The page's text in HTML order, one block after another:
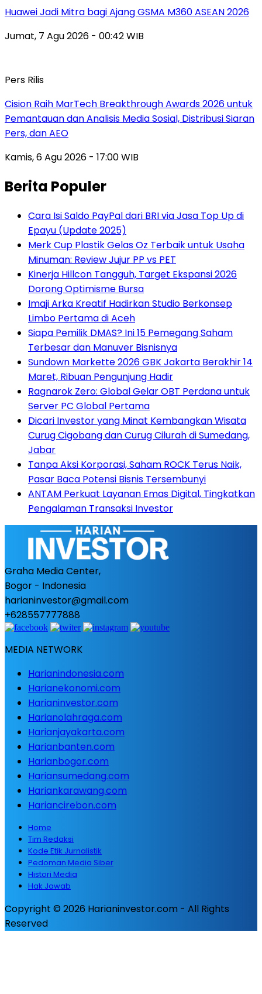
Huawei Jadi Mitra bagi Ajang GSMA M360 ASEAN 2026
Jumat, 7 Agu 2026 - 00:42 WIB
Pers Rilis
Cision Raih MarTech Breakthrough Awards 2026 untuk
Pemantauan dan Analisis Media Sosial, Distribusi Siaran
Pers, dan AEO
Kamis, 6 Agu 2026 - 17:00 WIB
Berita Populer
Cara Isi Saldo PayPal dari BRI via Jasa Top Up di
Epayu (Update 2025)
Merk Cup Plastik Gelas Oz Terbaik untuk Usaha
Minuman: Review Jujur PP vs PET
Kinerja Hillcon Tangguh, Target Ekspansi 2026
Dorong Optimisme Bursa
Imaji Arka Kreatif Hadirkan Studio Berkonsep
Limbo Pertama di Aceh
Siapa Pemilik DMAS? Ini 15 Pemegang Saham
Terbesar dan Manuver Bisnisnya
Sundown Markette 2026 GBK Jakarta Berakhir 14
Maret, Ribuan Pengunjung Hadir
Ragnarok Zero: Global Gelar OBT Perdana untuk
Server PC Global Pertama
Dicari Investor yang Minat Kembangkan Wisata
Curug Cigobang dan Curug Cilurah di Sumedang,
Jabar
Tanpa Aksi Korporasi, Saham ROCK Terus Naik,
Pasar Baca Potensi Bisnis Tersembunyi
ANTAM Perkuat Layanan Emas Digital, Tingkatkan
Pengalaman Transaksi Investor
Graha Media Center,
Bogor - Indonesia
harianinvestor@gmail.com
+628557777888
MEDIA NETWORK
Harianindonesia.com
Harianekonomi.com
Harianinvestor.com
Harianolahraga.com
Harianjayakarta.com
Harianbanten.com
Harianbogor.com
Hariansumedang.com
Hariankarawang.com
Hariancirebon.com
Home
Tim Redaksi
Kode Etik Jurnalistik
Pedoman Media Siber
Histori Media
Hak Jawab
Copyright © 2026 Harianinvestor.com - All Rights
Reserved